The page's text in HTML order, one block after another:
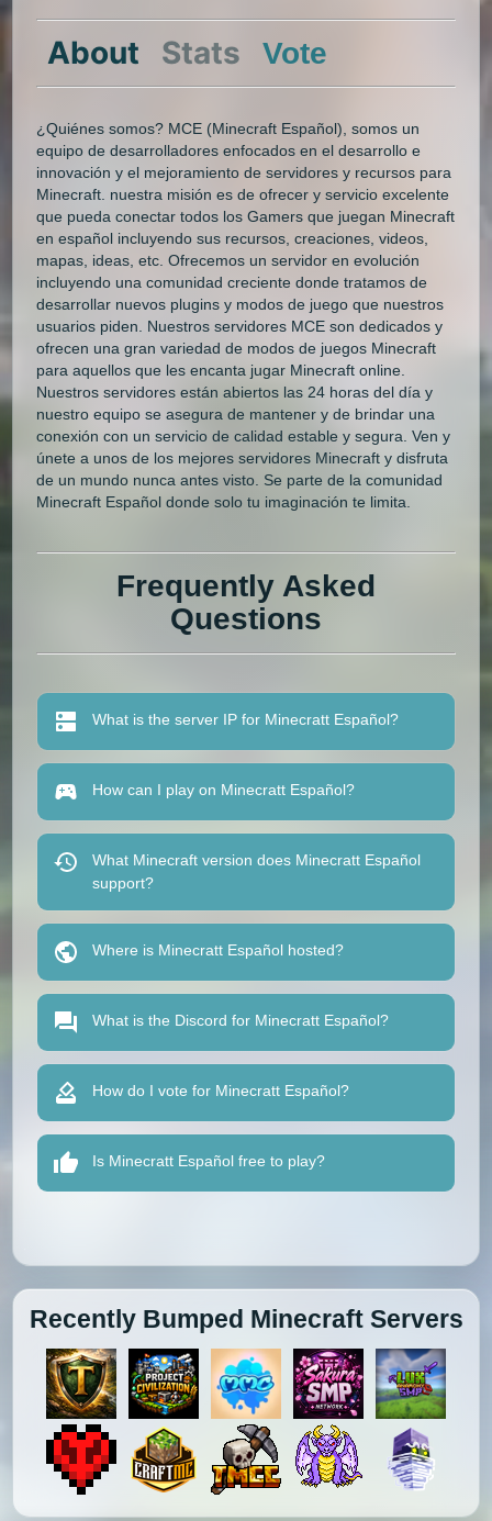
About Stats Vote
¿Quiénes somos? MCE (Minecraft Español), somos un
equipo de desarrolladores enfocados en el desarrollo e
innovación y el mejoramiento de servidores y recursos para
Minecraft. nuestra misión es de ofrecer y servicio excelente
que pueda conectar todos los Gamers que juegan Minecraft
en español incluyendo sus recursos, creaciones, videos,
mapas, ideas, etc. Ofrecemos un servidor en evolución
incluyendo una comunidad creciente donde tratamos de
desarrollar nuevos plugins y modos de juego que nuestros
usuarios piden. Nuestros servidores MCE son dedicados y
ofrecen una gran variedad de modos de juegos Minecraft
para aquellos que les encanta jugar Minecraft online.
Nuestros servidores están abiertos las 24 horas del día y
nuestro equipo se asegura de mantener y de brindar una
conexión con un servicio de calidad estable y segura. Ven y
únete a unos de los mejores servidores Minecraft y disfruta
de un mundo nunca antes visto. Se parte de la comunidad
Minecraft Español donde solo tu imaginación te limita.
Frequently Asked
Questions
What is the server IP for Minecratt Español?
How can I play on Minecratt Español?
What Minecraft version does Minecratt Español
support?
Where is Minecratt Español hosted?
What is the Discord for Minecratt Español?
How do I vote for Minecratt Español?
Is Minecratt Español free to play?
Recently Bumped Minecraft Servers